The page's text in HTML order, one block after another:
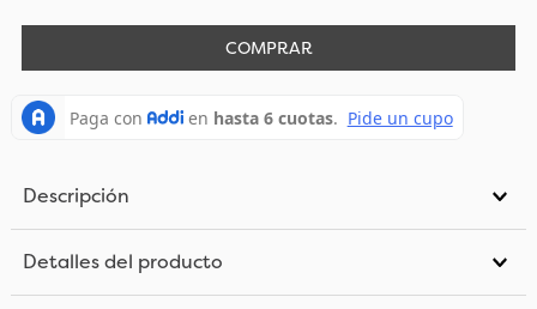
COMPRAR
Descripción
Detalles del producto